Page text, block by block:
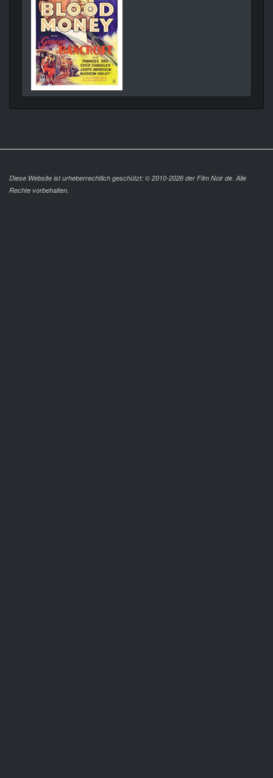
Diese Website ist urheberrechtlich geschützt: © 2010-2026 der Film Noir de. Alle
Rechte vorbehalten.